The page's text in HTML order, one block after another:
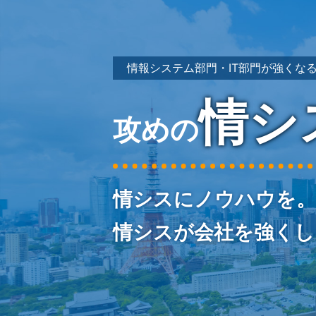
情報システム部門・IT部門が強くな
攻めの情シ
情シスにノウハウを。
情シスが会社を強く